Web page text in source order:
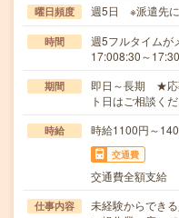
曜日頻度 週5日 ※派遣先
時間
週5フルタイムが
17:008:30～
期間
即日～長期 ★応
ト日はご相談く
時給 時給1100円～
交通費
交通費全額支給
仕事内容
未経験からでき